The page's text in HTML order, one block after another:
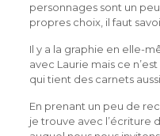
personnages sont un
propres choix, il faut
Il y a la graphie en elle-
avec Laurie mais ce
qui tient des carnets
En prenant un peu de
je trouve avec l’écriture